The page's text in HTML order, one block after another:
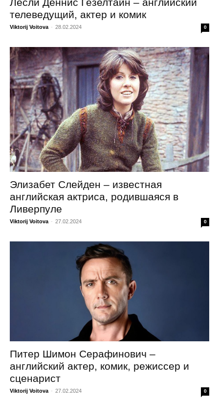
Лесли Деннис Гезелтайн – английский
телеведущий, актер и комик
Viktorij Voitova - 28.02.2024 0
Элизабет Слейден – известная
английская актриса, родившаяся в
Ливерпуле
Viktorij Voitova - 27.02.2024 0
Питер Шимон Серафинович –
английский актер, комик, режиссер и
сценарист
Viktorij Voitova - 27.02.2024 0